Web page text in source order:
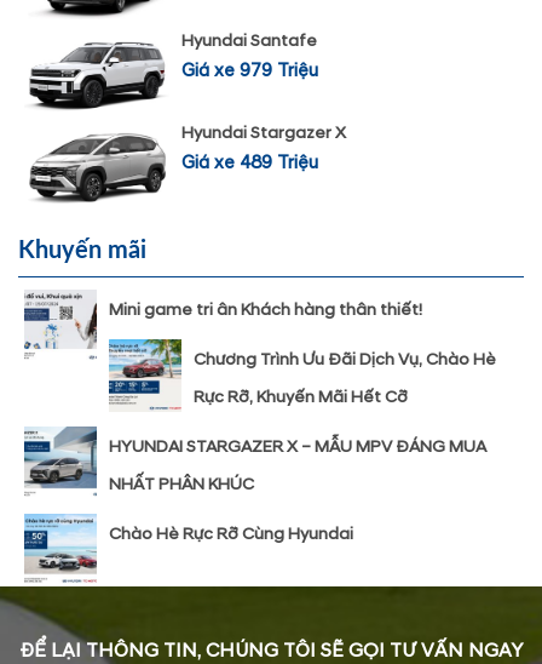
Hyundai Santafe
Giá xe 979 Triệu
Hyundai Stargazer X
Giá xe 489 Triệu
Khuyến mãi
Mini game tri ân Khách hàng thân thiết!
Chương Trình Ưu Đãi Dịch Vụ, Chào Hè
Rực Rỡ, Khuyến Mãi Hết Cỡ
HYUNDAI STARGAZER X – MẪU MPV ĐÁNG MUA
NHẤT PHÂN KHÚC
Chào Hè Rực Rỡ Cùng Hyundai
ĐỂ LẠI THÔNG TIN, CHÚNG TÔI SẼ GỌI TƯ VẤN NGAY